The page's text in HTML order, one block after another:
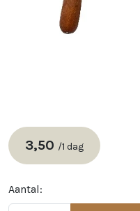
3,50 /1 dag
Aantal: